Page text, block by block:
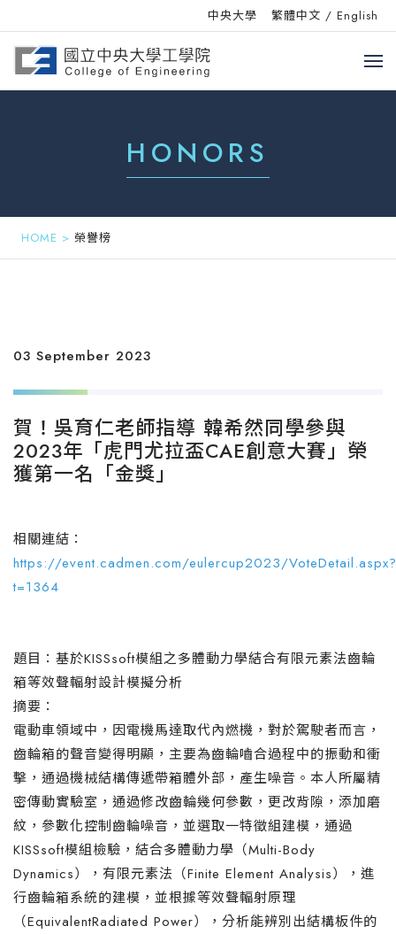
中央大學 繁體中文 / English
HONORS
HOME > 榮譽榜
03 September 2023
賀！吳育仁老師指導 韓希然同學參與
2023年「虎門尤拉盃CAE創意大賽」榮
獲第一名「金獎」
相關連結：
https://event.cadmen.com/eulercup2023/VoteDetail.aspx?
t=1364
題目：基於KISSsoft模組之多體動力學結合有限元素法齒輪
箱等效聲輻射設計模擬分析
摘要：
電動車領域中，因電機馬達取代內燃機，對於駕駛者而言，
齒輪箱的聲音變得明顯，主要為齒輪嚙合過程中的振動和衝
擊，通過機械結構傳遞帶箱體外部，產生噪音。本人所屬精
密傳動實驗室，通過修改齒輪幾何參數，更改背隙，添加磨
紋，參數化控制齒輪噪音，並選取一特徵組建模，通過
KISSsoft模組檢驗，結合多體動力學（Multi-Body
Dynamics），有限元素法（Finite Element Analysis），進
行齒輪箱系統的建模，並根據等效聲輻射原理
（EquivalentRadiated Power），分析能辨別出結構板件的